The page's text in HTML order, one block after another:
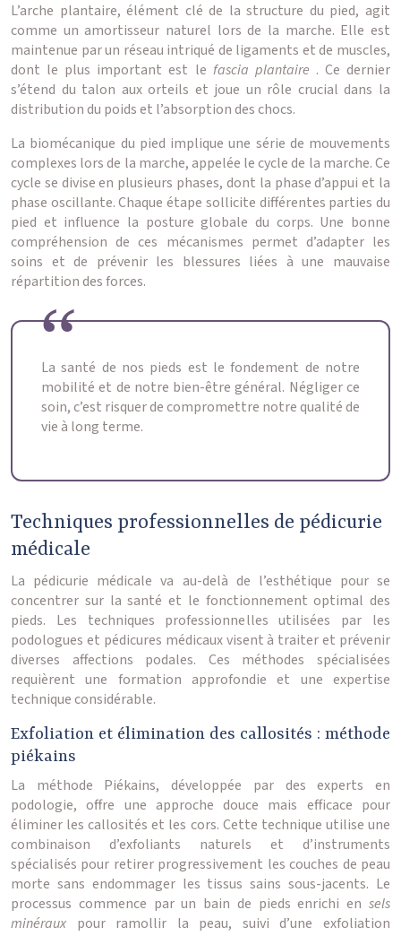
L’arche plantaire, élément clé de la structure du pied, agit
comme un amortisseur naturel lors de la marche. Elle est
maintenue par un réseau intriqué de ligaments et de muscles,
dont le plus important est le fascia plantaire . Ce dernier
s’étend du talon aux orteils et joue un rôle crucial dans la
distribution du poids et l’absorption des chocs.
La biomécanique du pied implique une série de mouvements
complexes lors de la marche, appelée le cycle de la marche. Ce
cycle se divise en plusieurs phases, dont la phase d’appui et la
phase oscillante. Chaque étape sollicite différentes parties du
pied et influence la posture globale du corps. Une bonne
compréhension de ces mécanismes permet d’adapter les
soins et de prévenir les blessures liées à une mauvaise
répartition des forces.
La santé de nos pieds est le fondement de notre
mobilité et de notre bien-être général. Négliger ce
soin, c’est risquer de compromettre notre qualité de
vie à long terme.
Techniques professionnelles de pédicurie
médicale
La pédicurie médicale va au-delà de l’esthétique pour se
concentrer sur la santé et le fonctionnement optimal des
pieds. Les techniques professionnelles utilisées par les
podologues et pédicures médicaux visent à traiter et prévenir
diverses affections podales. Ces méthodes spécialisées
requièrent une formation approfondie et une expertise
technique considérable.
Exfoliation et élimination des callosités : méthode
piékains
La méthode Piékains, développée par des experts en
podologie, offre une approche douce mais efficace pour
éliminer les callosités et les cors. Cette technique utilise une
combinaison d’exfoliants naturels et d’instruments
spécialisés pour retirer progressivement les couches de peau
morte sans endommager les tissus sains sous-jacents. Le
processus commence par un bain de pieds enrichi en sels
minéraux pour ramollir la peau, suivi d’une exfoliation